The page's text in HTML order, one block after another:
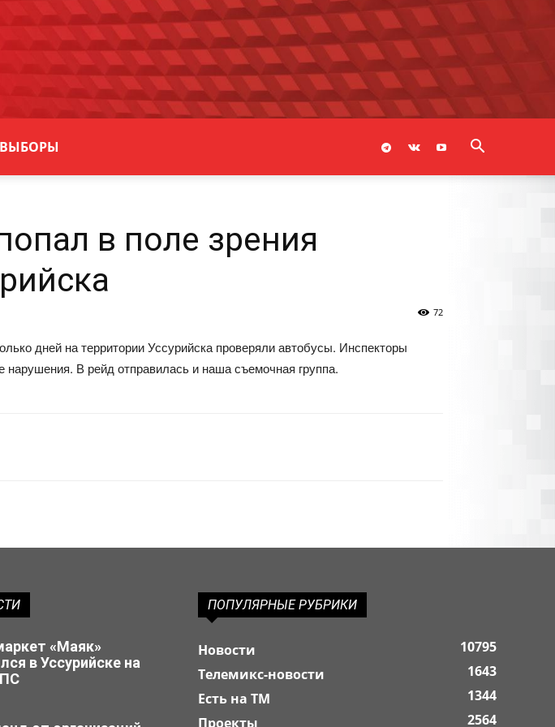
ВЫБОРЫ
в поле зрения
72
дней на территории Уссурийска проверяли автобусы. Инспекторы
В рейд отправилась и наша съемочная группа.
«Маяк»
в Уссурийске на
ПОПУЛЯРНЫЕ РУБРИКИ
Новости
10795
Телемикс-новости
1643
Есть на ТМ
1344
Проекты
2564